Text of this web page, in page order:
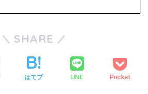
SHARE
はてブ LINE Pocket